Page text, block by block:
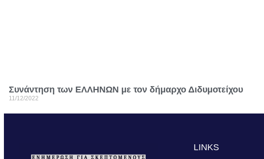
Συνάντηση των ΕΛΛΗΝΩΝ με τον δήμαρχο Διδυμοτείχου
11/12/2022
LINKS